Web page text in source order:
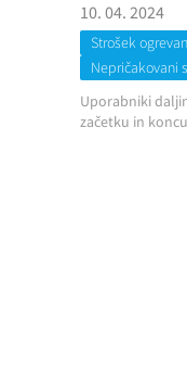
10. 04. 2024
Strošek
Nepričakovani
Uporabniki
začetku in